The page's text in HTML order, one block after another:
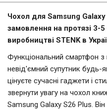
Чохол для Samsung
замовлення на протязі 3-
виробництві STENK в
Функціональний смартфон
невід'ємний супутник
цінуєте сучасні гаджети і
звернути увагу на чохол
Samsung Galaxy S26 Plus.